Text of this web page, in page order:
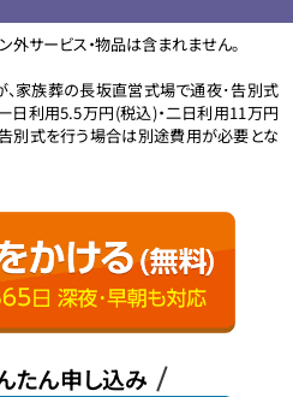
サービス・物品は含まれません。
家族葬の長坂直営式場で通夜･告別式
日利用5.5万円(税込)・二日利用11万円
別式を行う場合は別途費用が必要とな
たん申し込み